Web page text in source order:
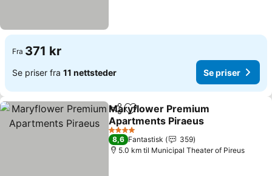
Fra 371 kr
Se priser fra 11 nettsteder Se priser
Del Legg til i favoritter
Maryflower Premium
Apartments Piraeus
Se priser
4 Stjerner
8,6 Fantastisk
359
5.0 km til Municipal Theater of Pireus